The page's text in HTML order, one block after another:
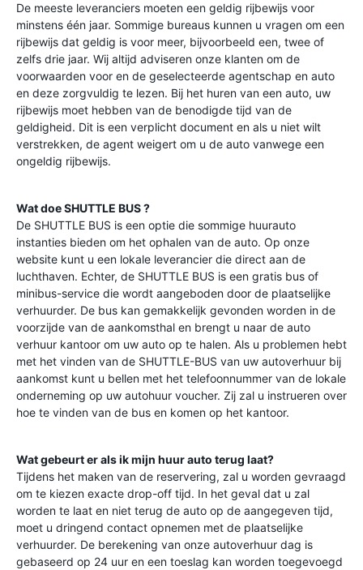
De meeste leveranciers moeten een geldig rijbewijs voor
minstens één jaar. Sommige bureaus kunnen u vragen om een
rijbewijs dat geldig is voor meer, bijvoorbeeld een, twee of
zelfs drie jaar. Wij altijd adviseren onze klanten om de
voorwaarden voor en de geselecteerde agentschap en auto
en deze zorgvuldig te lezen. Bij het huren van een auto, uw
rijbewijs moet hebben van de benodigde tijd van de
geldigheid. Dit is een verplicht document en als u niet wilt
verstrekken, de agent weigert om u de auto vanwege een
ongeldig rijbewijs.
Wat doe SHUTTLE BUS ?
De SHUTTLE BUS is een optie die sommige huurauto
instanties bieden om het ophalen van de auto. Op onze
website kunt u een lokale leverancier die direct aan de
luchthaven. Echter, de SHUTTLE BUS is een gratis bus of
minibus-service die wordt aangeboden door de plaatselijke
verhuurder. De bus kan gemakkelijk gevonden worden in de
voorzijde van de aankomsthal en brengt u naar de auto
verhuur kantoor om uw auto op te halen. Als u problemen hebt
met het vinden van de SHUTTLE-BUS van uw autoverhuur bij
aankomst kunt u bellen met het telefoonnummer van de lokale
onderneming op uw autohuur voucher. Zij zal u instrueren over
hoe te vinden van de bus en komen op het kantoor.
Wat gebeurt er als ik mijn huur auto terug laat?
Tijdens het maken van de reservering, zal u worden gevraagd
om te kiezen exacte drop-off tijd. In het geval dat u zal
worden te laat en niet terug de auto op de aangegeven tijd,
moet u dringend contact opnemen met de plaatselijke
verhuurder. De berekening van onze autoverhuur dag is
gebaseerd op 24 uur en een toeslag kan worden toegevoegd